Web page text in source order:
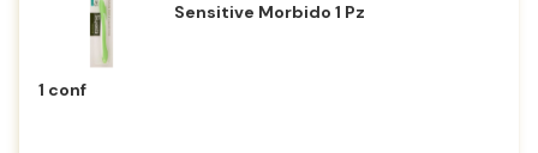
Sensitive Morbido 1 Pz
1 conf